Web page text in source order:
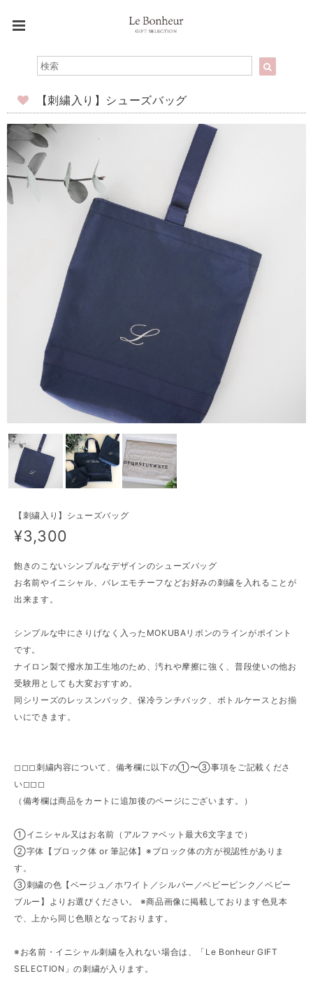
【刺繍入り】シューズバッグ
【刺繍入り】シューズバッグ
¥3,300
飽きのこないシンプルなデザインのシューズバッグ
お名前やイニシャル、バレエモチーフなどお好みの刺繍を入れることが
出来ます。
シンプルな中にさりげなく入ったMOKUBAリボンのラインがポイント
です。
ナイロン製で撥水加工生地のため、汚れや摩擦に強く、普段使いの他お
受験用としても大変おすすめ。
同シリーズのレッスンバック、保冷ランチバック、ボトルケースとお揃
いにできます。
◻︎◻︎◻︎刺繍内容について、備考欄に以下の①〜③事項をご記載くださ
い◻︎◻︎◻︎
（備考欄は商品をカートに追加後のページにございます。）
①イニシャル又はお名前（アルファベット最大6文字まで）
②字体【ブロック体 or 筆記体】※ブロック体の方が視認性がありま
す。
③刺繍の色【ベージュ／ホワイト／シルバー／ベビーピンク／ベビー
ブルー】よりお選びください。 ※商品画像に掲載しております色見本
で、上から同じ色順となっております。
※お名前・イニシャル刺繍を入れない場合は、「Le Bonheur GIFT
SELECTION」の刺繍が入ります。